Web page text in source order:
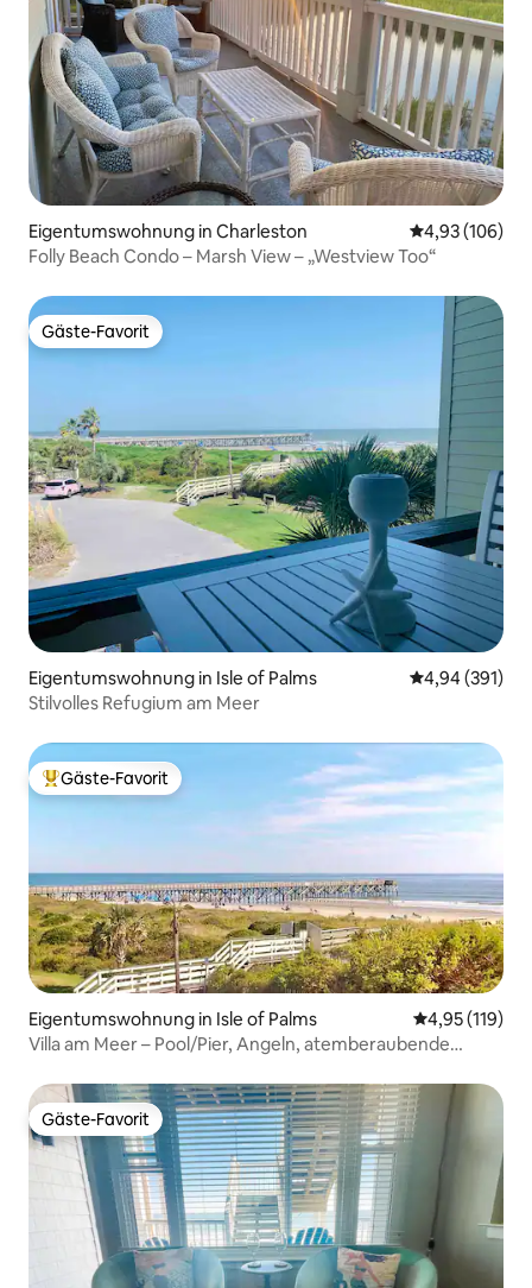
Eigentumswohnung in Charleston
4,93 (106)
Folly Beach Condo – Marsh View – „Westview Too“
Gäste-Favorit
Gäste-Favorit
Eigentumswohnung in Isle of Palms
4,94 (391)
Stilvolles Refugium am Meer
Beliebter Gäste-Favorit.
Gäste-Favorit
Eigentumswohnung in Isle of Palms
4,95 (119)
Villa am Meer – Pool/Pier, Angeln, atemberaubende
Gäste-Favorit
Gäste-Favorit